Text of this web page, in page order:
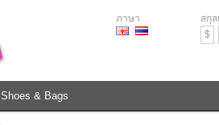
ภาษา
สกุล
$
Shoes & Bags